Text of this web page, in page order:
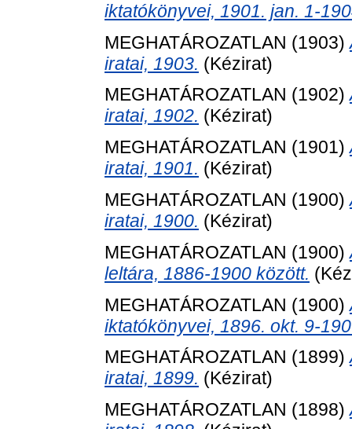
iktatókönyvei, 1901. jan. 1-
MEGHATÁROZATLAN (1903)
iratai, 1903. (Kézirat)
MEGHATÁROZATLAN (1902)
iratai, 1902. (Kézirat)
MEGHATÁROZATLAN (1901)
iratai, 1901. (Kézirat)
MEGHATÁROZATLAN (1900)
iratai, 1900. (Kézirat)
MEGHATÁROZATLAN (1900)
leltára, 1886-1900 között.
MEGHATÁROZATLAN (1900)
iktatókönyvei, 1896. okt. 9-
MEGHATÁROZATLAN (1899)
iratai, 1899. (Kézirat)
MEGHATÁROZATLAN (1898)